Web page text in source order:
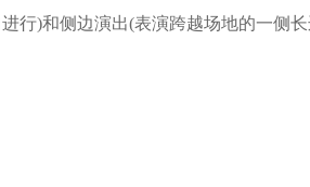
行)和侧边演出(表演跨越场地的一侧长